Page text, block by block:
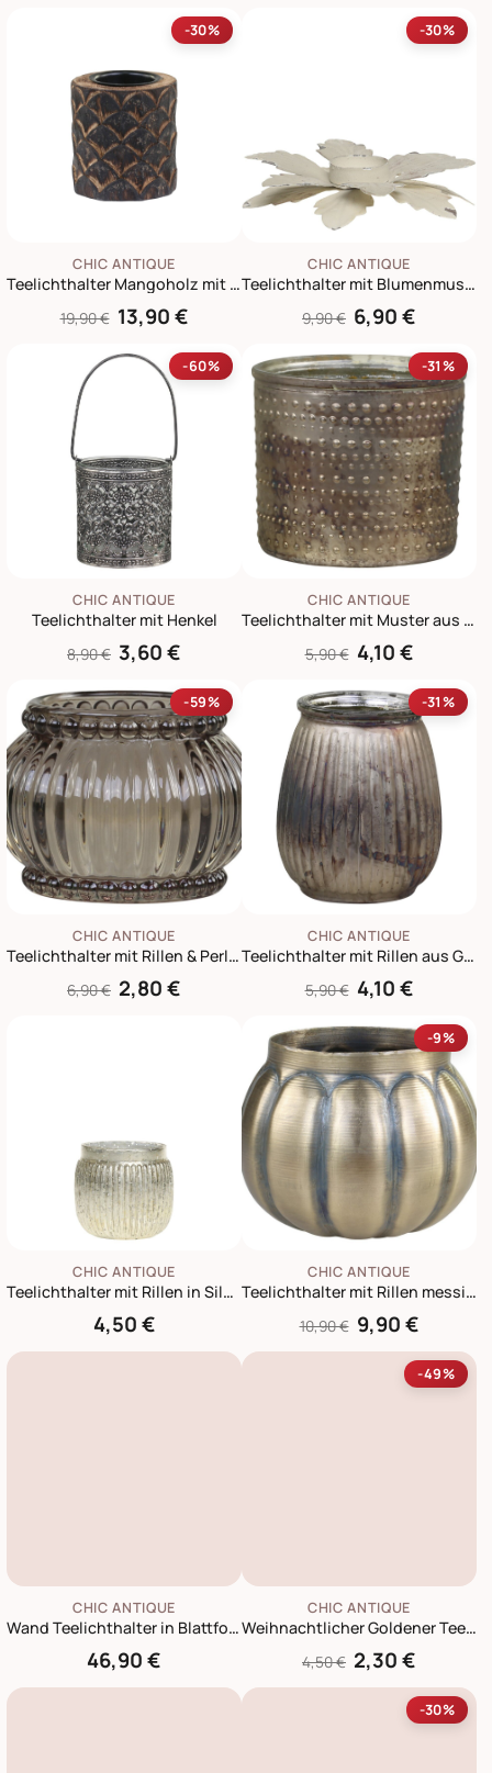
-30%
CHIC ANTIQUE
Teelichthalter Mangoholz mit Muster
19,90 € 13,90 €
-30%
CHIC ANTIQUE
Teelichthalter mit Blumenmuster
9,90 € 6,90 €
-60%
CHIC ANTIQUE
Teelichthalter mit Henkel
8,90 € 3,60 €
-31%
CHIC ANTIQUE
Teelichthalter mit Muster aus Glas
5,90 € 4,10 €
-59%
CHIC ANTIQUE
Teelichthalter mit Rillen & Perlenkante mokka
6,90 € 2,80 €
-31%
CHIC ANTIQUE
Teelichthalter mit Rillen aus Glas
5,90 € 4,10 €
CHIC ANTIQUE
Teelichthalter mit Rillen in Silber
4,50 €
-9%
CHIC ANTIQUE
Teelichthalter mit Rillen messing
10,90 € 9,90 €
CHIC ANTIQUE
Wand Teelichthalter in Blattform
46,90 €
-49%
CHIC ANTIQUE
Weihnachtlicher Goldener Teelichthalter mit Muster
4,50 € 2,30 €
-30%